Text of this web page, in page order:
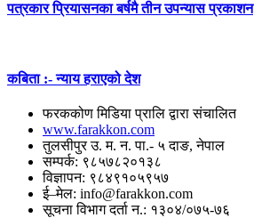
पत्रकार प्रियासनका बर्षमै तीन उपन्यास प्रकाशन
कबिता :- न्याय हराएको देश
फरककोण मिडिया प्रालि द्वारा संचालित
www.farakkon.com
तुलसीपुर उ. म. न. पा.- ५ दाङ, नेपाल
सम्पर्क: ९८५७८२०१३८
विज्ञापन: ९८४९१०५९५७
ई–मेल: info@farakkon.com
सूचना विभाग दर्ता न.: १३०४/०७५-७६